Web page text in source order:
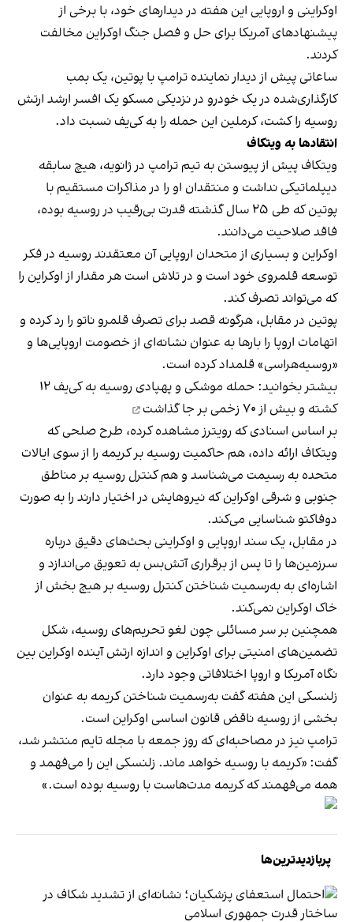
اوکراینی و اروپایی این هفته در دیدارهای خود، با برخی از
پیشنهادهای آمریکا برای حل و فصل جنگ اوکراین مخالفت
کردند.
ساعاتی پیش از دیدار نماینده ترامپ با پوتین، یک بمب
کارگذاری‌شده در یک خودرو در نزدیکی مسکو یک افسر ارشد ارتش
روسیه را کشت، کرملین این حمله را به کی‌یف نسبت داد.
انتقادها به ویتکاف
ویتکاف پیش از پیوستن به تیم ترامپ در ژانویه، هیچ سابقه
دیپلماتیکی نداشت و منتقدان او را در مذاکرات مستقیم با
پوتین که طی ۲۵ سال گذشته قدرت بی‌رقیب در روسیه بوده،
فاقد صلاحیت می‌دانند.
اوکراین و بسیاری از متحدان اروپایی آن معتقدند روسیه در فکر
توسعه قلمروی خود است و در تلاش است هر مقدار از اوکراین را
که می‌تواند تصرف کند.
پوتین در مقابل، هرگونه قصد برای تصرف قلمرو ناتو را رد کرده و
اتهامات اروپا را بارها به عنوان نشانه‌ای از خصومت اروپایی‌ها و
«روسیه‌هراسی» قلمداد کرده است.
بیشتر بخوانید:
حمله موشکی و پهپادی روسیه به کی‌یف ۱۲
کشته و بیش از ۷۰ زخمی بر جا گذاشت
بر اساس اسنادی که رویترز مشاهده کرده، طرح صلحی که
ویتکاف ارائه داده، هم حاکمیت روسیه بر کریمه را از سوی ایالات
متحده به رسیمت می‌شناسد و هم کنترل روسیه بر مناطق
جنوبی و شرقی اوکراین که نیروهایش در اختیار دارند را به صورت
دوفاکتو شناسایی می‌کند.
در مقابل، یک سند اروپایی و اوکراینی بحث‌های دقیق درباره
سرزمین‌ها را تا پس از برقراری آتش‌بس به تعویق می‌اندازد و
اشاره‌ای به به‌رسمیت شناختن کنترل روسیه بر هیچ بخش از
خاک اوکراین نمی‌کند.
همچنین بر سر مسائلی چون لغو تحریم‌های روسیه، شکل
تضمین‌های امنیتی برای اوکراین و اندازه ارتش آینده اوکراین بین
نگاه آمریکا و اروپا اختلافاتی وجود دارد.
زلنسکی این هفته گفت به‌رسمیت شناختن کریمه به عنوان
بخشی از روسیه ناقض قانون اساسی اوکراین است.
ترامپ نیز در مصاحبه‌ای که روز جمعه با مجله تایم منتشر شد،
گفت: «کریمه با روسیه خواهد ماند. زلنسکی این را می‌فهمد و
همه می‌فهمند که کریمه مدت‌هاست با روسیه بوده است.»
پربازدیدترین‌ها